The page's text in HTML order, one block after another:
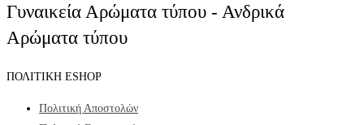
Γυναικεία Αρώματα τύπου - Ανδρικά
Αρώματα τύπου
ΠΟΛΙΤΙΚΗ ESHOP
Πολιτική Αποστολών